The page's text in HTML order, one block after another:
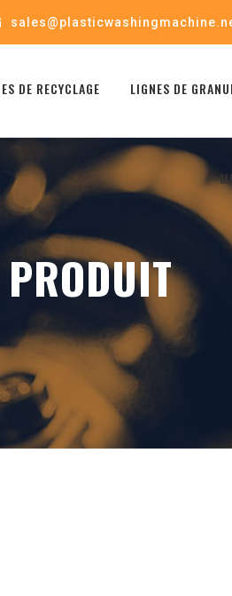
DE RECYCLAGE LIGNES DE